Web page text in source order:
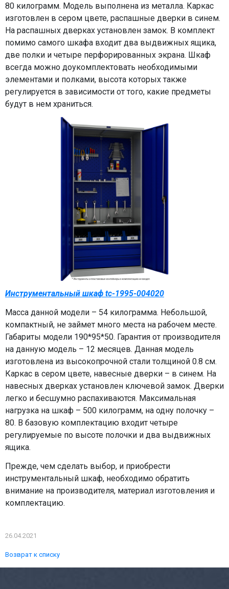
80 килограмм. Модель выполнена из металла. Каркас
изготовлен в сером цвете, распашные дверки в синем.
На распашных дверках установлен замок. В комплект
помимо самого шкафа входит два выдвижных ящика,
две полки и четыре перфорированных экрана. Шкаф
всегда можно доукомплектовать необходимыми
элементами и полками, высота которых также
регулируется в зависимости от того, какие предметы
будут в нем храниться.
Инструментальный шкаф tc-1995-004020
Масса данной модели – 54 килограмма. Небольшой,
компактный, не займет много места на рабочем месте.
Габариты модели 190*95*50. Гарантия от производителя
на данную модель – 12 месяцев. Данная модель
изготовлена из высокопрочной стали толщиной 0.8 см.
Каркас в сером цвете, навесные дверки – в синем. На
навесных дверках установлен ключевой замок. Дверки
легко и бесшумно распахиваются. Максимальная
нагрузка на шкаф – 500 килограмм, на одну полочку –
80. В базовую комплектацию входит четыре
регулируемые по высоте полочки и два выдвижных
ящика.
Прежде, чем сделать выбор, и приобрести
инструментальный шкаф, необходимо обратить
внимание на производителя, материал изготовления и
комплектацию.
26.04.2021
Возврат к списку